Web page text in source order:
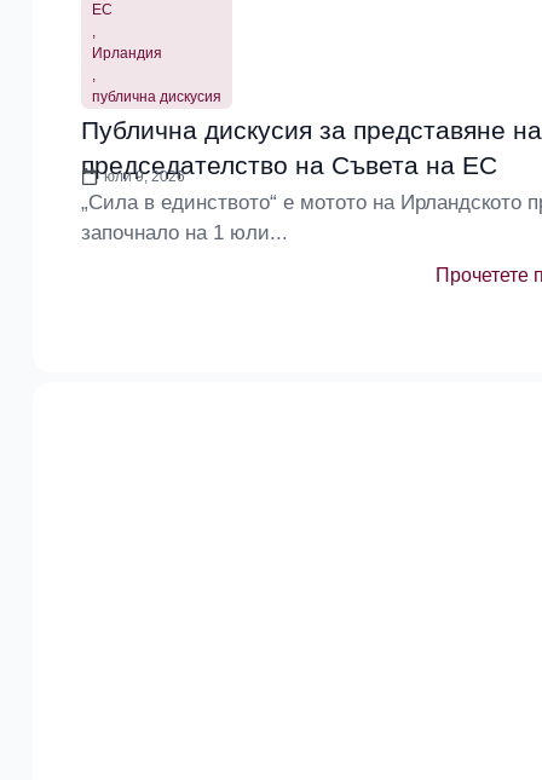
ЕС
,
Ирландия
,
публична дискусия
Публична дискусия за представяне
председателство на Съвета на ЕС
юли 9, 2026
„Сила в единството“ е мотото на Ирландското
започнало на 1 юли...
Прочетете